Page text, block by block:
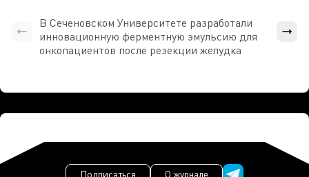
В Сеченовском Университете разработали
инновационную ферментную эмульсию для
онкопациентов после резекции желудка
Подписаться О журнале